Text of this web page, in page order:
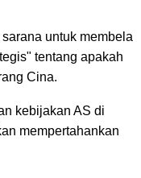
untuk membela
tentang apakah
Cina.
kebijakan AS di
mempertahankan